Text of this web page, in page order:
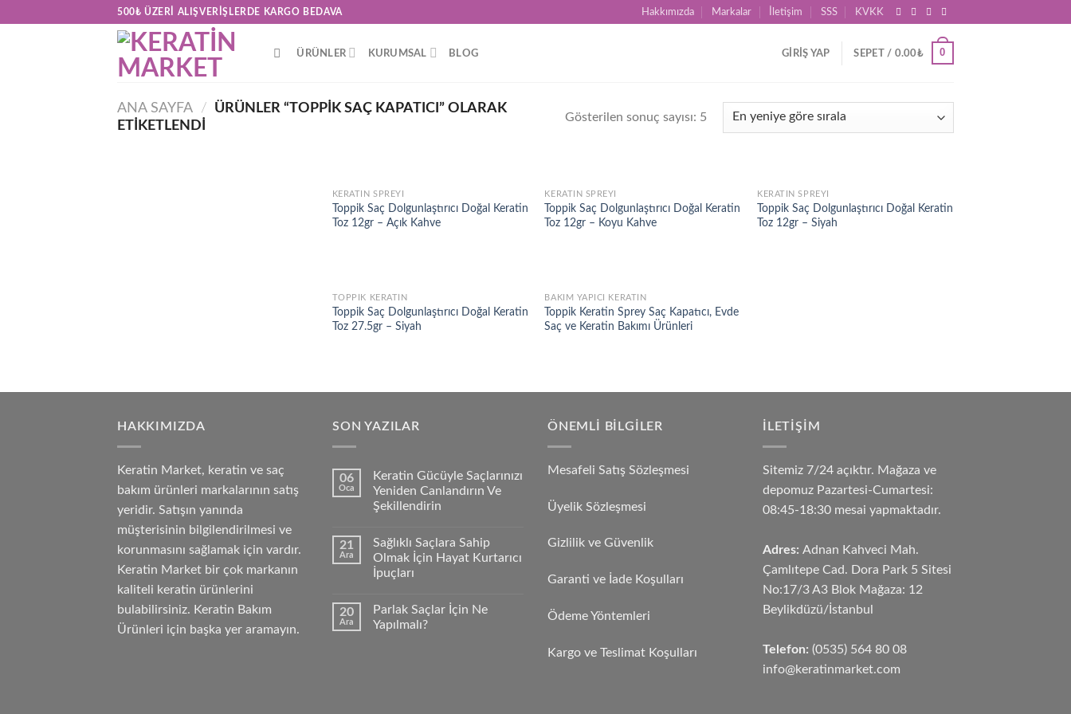
500₺ ÜZERI ALIŞVERIŞLERDE KARGO BEDAVA Hakkımızda Markalar İletişim SSS KVKK
ÜRÜNLER KURUMSAL BLOG GIRIŞ YAP SEPET / 0.00₺ 0
ANA SAYFA / ÜRÜNLER “TOPPIK SAÇ KAPATICI” OLARAK
ETIKETLENDI
Gösterilen sonuç sayısı: 5
Add to
KERATIN SPREYI
Toppik Saç Dolgunlaştırıcı Doğal Keratin
Toz 12gr – Açık Kahve
Add to
KERATIN SPREYI
Toppik Saç Dolgunlaştırıcı Doğal Keratin
Toz 12gr – Koyu Kahve
Add to
KERATIN SPREYI
Toppik Saç Dolgunlaştırıcı Doğal Keratin
Toz 12gr – Siyah
Add to
TOPPIK KERATIN
Toppik Saç Dolgunlaştırıcı Doğal Keratin
Toz 27.5gr – Siyah
Add to
wishlist
BAKIM YAPICI KERATIN
Toppik Keratin Sprey Saç Kapatıcı, Evde
Saç ve Keratin Bakımı Ürünleri
HAKKIMIZDA
Keratin Market, keratin ve saç
bakım ürünleri markalarının satış
yeridir. Satışın yanında
müşterisinin bilgilendirilmesi ve
korunmasını sağlamak için vardır.
Keratin Market bir çok markanın
kaliteli keratin ürünlerini
bulabilirsiniz. Keratin Bakım
Ürünleri için başka yer aramayın.
SON YAZILAR
06
Oca
Keratin Gücüyle Saçlarınızı
Yeniden Canlandırın Ve
Şekillendirin
21
Ara
Sağlıklı Saçlara Sahip
Olmak İçin Hayat Kurtarıcı
İpuçları
20
Ara
Parlak Saçlar İçin Ne
Yapılmalı?
ÖNEMLI BILGILER
Mesafeli Satış Sözleşmesi
Üyelik Sözleşmesi
Gizlilik ve Güvenlik
Garanti ve İade Koşulları
Ödeme Yöntemleri
Kargo ve Teslimat Koşulları
İLETIŞIM
Sitemiz 7/24 açıktır. Mağaza ve
depomuz Pazartesi-Cumartesi:
08:45-18:30 mesai yapmaktadır.
Adres: Adnan Kahveci Mah.
Çamlıtepe Cad. Dora Park 5 Sitesi
No:17/3 A3 Blok Mağaza: 12
Beylikdüzü/İstanbul
Telefon: (0535) 564 80 08
info@keratinmarket.com